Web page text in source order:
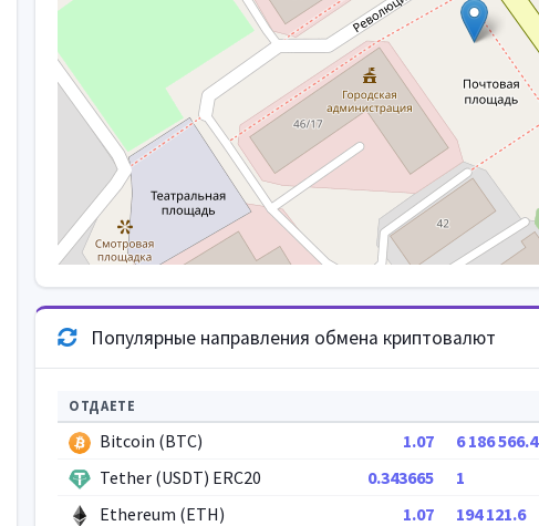
Популярные направления обмена криптовалют
ОТДАЕТЕ
Bitcoin (BTC) 1.07 6 186 566.4
Tether (USDT) ERC20
0.343665 1
Ethereum (ETH)
1.07 194 121.6